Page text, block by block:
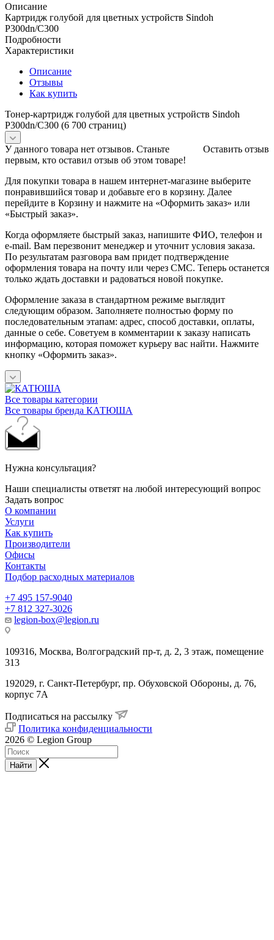
Описание
Картридж голубой для цветных устройств Sindoh
P300dn/C300
Подробности
Характеристики
Описание
Отзывы
Как купить
Тонер-картридж голубой для цветных устройств Sindoh
P300dn/C300 (6 700 страниц)
Оставить отзыв
У данного товара нет отзывов. Станьте
первым, кто оставил отзыв об этом товаре!
Для покупки товара в нашем интернет-магазине выберите
понравившийся товар и добавьте его в корзину. Далее
перейдите в Корзину и нажмите на «Оформить заказ» или
«Быстрый заказ».
Когда оформляете быстрый заказ, напишите ФИО, телефон и
e-mail. Вам перезвонит менеджер и уточнит условия заказа.
По результатам разговора вам придет подтверждение
оформления товара на почту или через СМС. Теперь останется
только ждать доставки и радоваться новой покупке.
Оформление заказа в стандартном режиме выглядит
следующим образом. Заполняете полностью форму по
последовательным этапам: адрес, способ доставки, оплаты,
данные о себе. Советуем в комментарии к заказу написать
информацию, которая поможет курьеру вас найти. Нажмите
кнопку «Оформить заказ».
Все товары категории
Все товары бренда КАТЮША
Нужна консультация?
Наши специалисты ответят на любой интересующий вопрос
Задать вопрос
О компании
Услуги
Как купить
Производители
Офисы
Контакты
Подбор расходных материалов
+7 495 157-9040
+7 812 327-3026
legion-box@legion.ru
109316, Москва, Волгоградский пр-т, д. 2, 3 этаж, помещение
313
192029, г. Санкт-Петербург, пр. Обуховской Обороны, д. 76,
корпус 7А
Подписаться на рассылку
Политика конфиденциальности
2026 © Legion Group
Найти